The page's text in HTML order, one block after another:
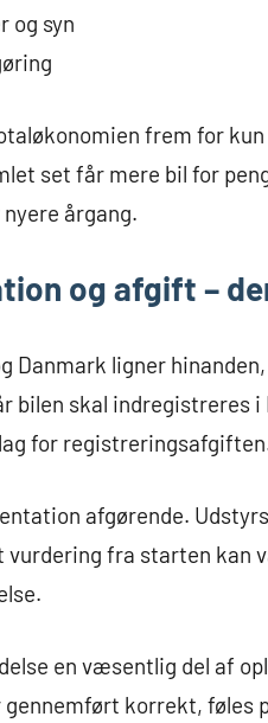
og syn
frem for
set får mere bil for
årgang.
og afgift –
Danmark ligner
bilen skal indregistreres
for
afgørende.
fra starten kan
en væsentlig del af
gennemført korrekt,